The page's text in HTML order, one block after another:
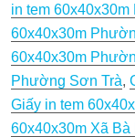
in tem
60x40x30m
60x40x30m
Phường Sơn Trà,
Giấy in tem
60x40x30m Xã Bà